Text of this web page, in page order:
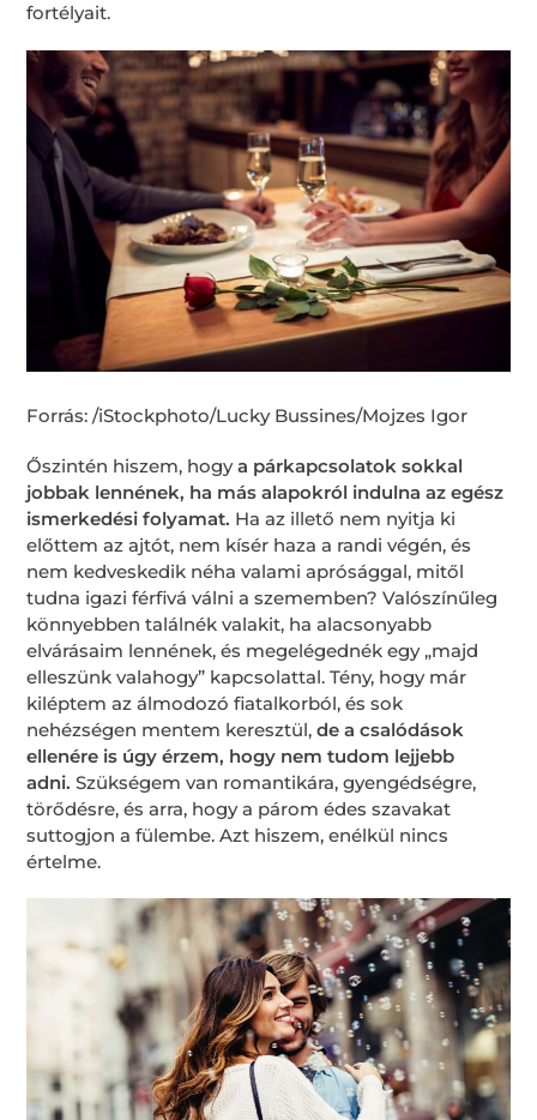
fortélyait.
Forrás: /iStockphoto/Lucky Bussines/Mojzes Igor
Őszintén hiszem, hogya párkapcsolatok sokkal
jobbak lennének, ha más alapokról indulna az egész
ismerkedési folyamat. Ha az illető nem nyitja ki
előttem az ajtót, nem kísér haza a randi végén, és
nem kedveskedik néha valami aprósággal, mitől
tudna igazi férfivá válni a szememben? Valószínűleg
könnyebben találnék valakit, ha alacsonyabb
elvárásaim lennének, és megelégednék egy „majd
elleszünk valahogy” kapcsolattal. Tény, hogy már
kiléptem az álmodozó fiatalkorból, és sok
nehézségen mentem keresztül, de a csalódások
ellenére is úgy érzem, hogy nem tudom lejjebb
adni. Szükségem van romantikára, gyengédségre,
törődésre, és arra, hogy a párom édes szavakat
suttogjon a fülembe. Azt hiszem, enélkül nincs
értelme.